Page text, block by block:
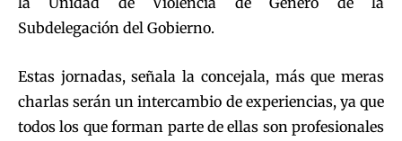
Subdelegación del Gobierno.
Estas jornadas, señala la concejala, más que meras
charlas serán un intercambio de experiencias, ya que
todos los que forman parte de ellas son profesionales